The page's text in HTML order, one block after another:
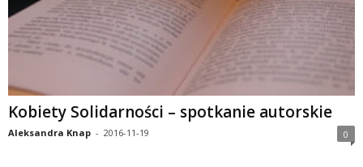
Kobiety Solidarności – spotkanie autorskie
Aleksandra Knap - 2016-11-19 0